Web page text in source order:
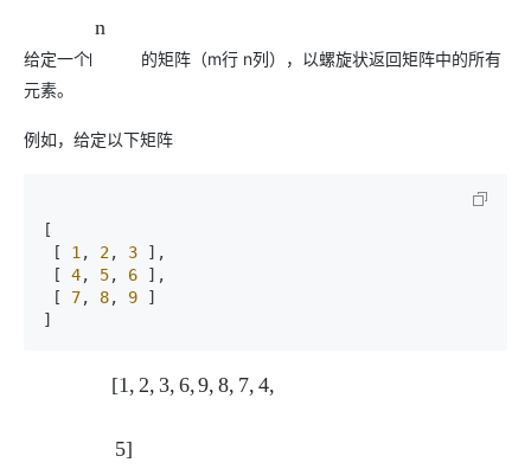
给定一个
n
的矩阵（m行 n列），以螺旋状返回矩阵中的所有
元素。
例如，给定以下矩阵
[
[
1 , 2, 3 ] ,
[
4, 5, 6 ] ,
[
7, 8, 9
]
]
[1 , 2, 3, 6, 9, 8, 7, 4,
5]